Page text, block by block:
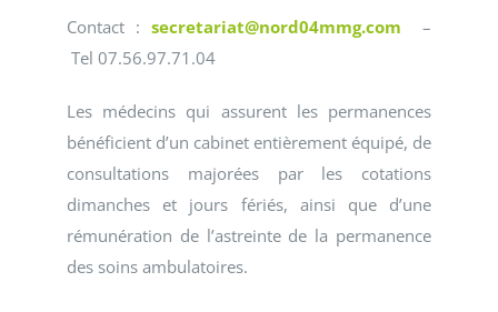
Contact : secretariat@nord04mmg.com –
Tel 07.56.97.71.04
Les médecins qui assurent les permanences
bénéficient d’un cabinet entièrement équipé, de
consultations majorées par les cotations
dimanches et jours fériés, ainsi que d’une
rémunération de l’astreinte de la permanence
des soins ambulatoires.